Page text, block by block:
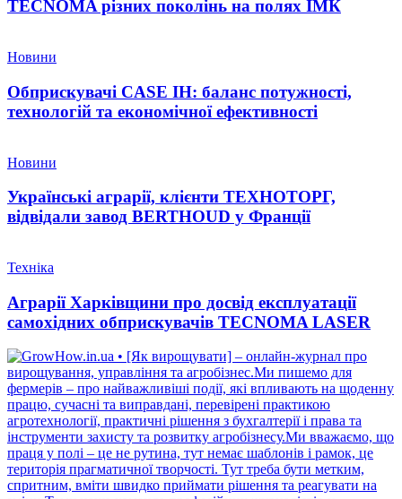
TECNOMA різних поколінь на полях ІМК
Новини
Обприскувачі CASE IH: баланс потужності,
технологій та економічної ефективності
Новини
Українські аграрії, клієнти ТЕХНОТОРГ,
відвідали завод BERTHOUD у Франції
Техніка
Аграрії Харківщини про досвід експлуатації
самохідних обприскувачів TECNOMA LASER